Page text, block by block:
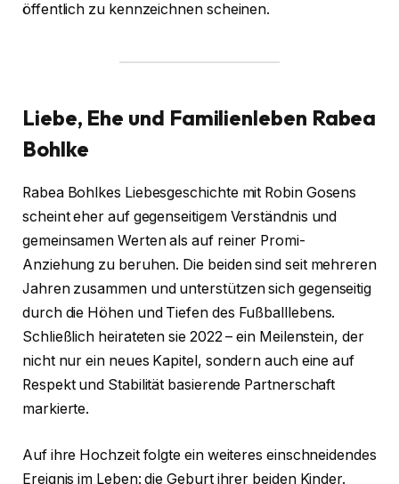
öffentlich zu kennzeichnen scheinen.
Liebe, Ehe und Familienleben Rabea
Bohlke
Rabea Bohlkes Liebesgeschichte mit Robin Gosens
scheint eher auf gegenseitigem Verständnis und
gemeinsamen Werten als auf reiner Promi-
Anziehung zu beruhen. Die beiden sind seit mehreren
Jahren zusammen und unterstützen sich gegenseitig
durch die Höhen und Tiefen des Fußballlebens.
Schließlich heirateten sie 2022 – ein Meilenstein, der
nicht nur ein neues Kapitel, sondern auch eine auf
Respekt und Stabilität basierende Partnerschaft
markierte.
Auf ihre Hochzeit folgte ein weiteres einschneidendes
Ereignis im Leben: die Geburt ihrer beiden Kinder.